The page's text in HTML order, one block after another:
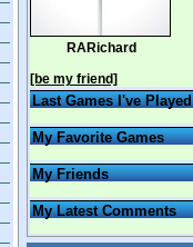
RARichard
[be my friend]
Last Games I've Played
My Favorite Games
My Friends
My Latest Comments